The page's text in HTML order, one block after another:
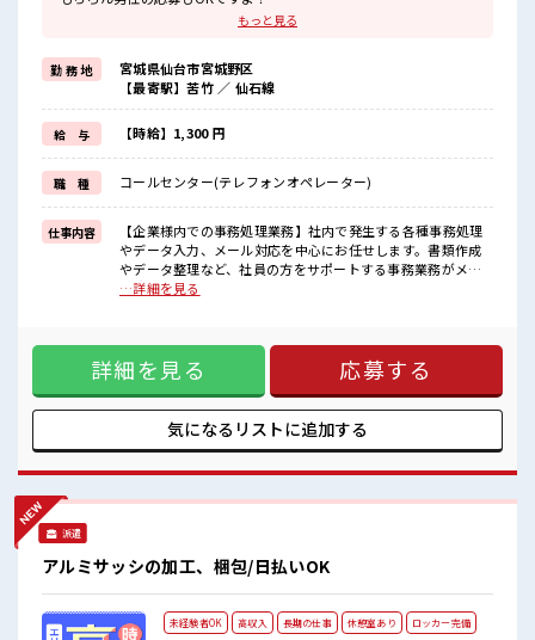
場合によってはお願いすることもあります♪
≪週休2日制≫
週末は家族や友人と一緒にプライベート満喫！
≪髪色自由で自分らしく働く≫
明るすぎたり奇抜でなければ基本的に自由！
(規定有)≪初めての仕事だけど自分にもできそう≫
新しいことにチャレンジするのは不安だけど、
しっかり働く環境が整っています！
イチからスキルUP・ステップUP目指していきましょう！
■職場の雰囲気
女性多めで休み時間は女子トークがあふれる職場です！
もちろん男性の応募もOKですよ！
もっと見る
勤 務 地
宮城県仙台市宮城野区
【最寄駅】苦竹 ／ 仙石線
給 与 【時給】1,300 円
職 種 コールセンター(テレフォンオペレーター)
仕事内容
【企業様内での事務処理業務】社内で発生する各種事務処理
やデータ入力、メール対応を中心にお任せします。書類作成
やデータ整理など、社員の方をサポートする事務業務がメイ
ンです。また、社内関係者への確認や取次ぎなど、社内向け
してスタートできる、事務メインのお仕事です ■お仕事PR ≪
女性も活躍中の職場≫ もちろん男性の応募もOKですよ！ ≪
時間にメリハリを≫ 残業はほとんどナシ！ 場合によってはお
願いすることもあります♪ ≪週休2日制≫ 週末は家族や友人
と一緒にプライベート満喫！ ≪髪色自由で自分らしく働く≫
明るすぎたり奇抜でなければ基本的に自由！ (規定有)≪初め
するのは不安だけど、 しっかり働く環境が整っています！ イ
チからスキルUP・ステップUP目指していきましょう！ ■職
ば髪色・髪型は自由！ あなたの個性を大事にできます♪
…詳細を見る
詳細を見る 応募する
気になるリストに追加する
派遣
アルミサッシの加工、梱包/日払いOK
未経験者OK 高収入 長期の仕事 休憩室あり ロッカー完備